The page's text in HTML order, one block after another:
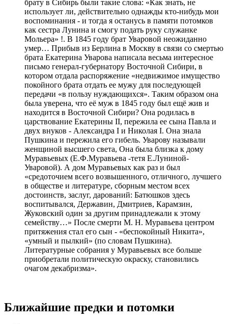
брату в Сибирь были такие слова: «Как знать, не
использует ли, действительно однажды кто-нибудь мои
воспоминания - и тогда я останусь в памяти потомков
как сестра Лунина и смогу подать руку служанке
Мольера» !. В 1845 году брат Уваровой неожиданно
умер… Прибыв из Берлина в Москву в связи со смертью
брата Екатерина Уварова написала весьма интересное
письмо генерал-губернатору Восточной Сибири, в
котором отдала распоряжение «недвижимое имущество
покойного брата отдать ее мужу для последующей
передачи «в пользу нуждающихся». Таким образом она
была уверена, что её муж в 1845 году был ещё жив и
находится в Восточной Сибири? Она родилась в
царствование Екатерины II, пережила ее сына Павла и
двух внуков - Александра I и Николая I. Она знала
Пушкина и пережила его гибель. Уварову называли
женщиной высшего света, Она была близка к дому
Муравьевых (Е.Ф.Муравьева -тетя Е.Луниной-
Уваровой). А дом Муравьевых как раз и был
«средоточием всего возвышенного, отличного, лучшего
в обществе и литературе, сборным местом всех
достоинств, заслуг, дарований: Батюшков здесь
воспитывался, Державин, Дмитриев, Карамзин,
Жуковский один за другим принадлежали к этому
семейству…» После смерти М. Н. Муравьева центром
притяжения стал его сын - «беспокойный Никита»,
«умный и пылкий» (по словам Пушкина).
Литературные собрания у Муравьевых все больше
приобретали политическую окраску, становились
очагом декабризма».
Ближайшие предки и потомки